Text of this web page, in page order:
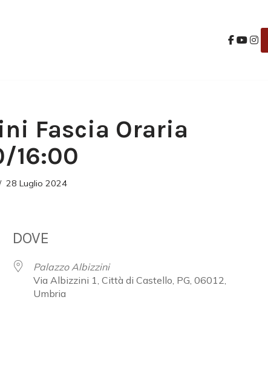
Fascia Oraria
16:00
28 Luglio 2024
DOVE
Palazzo Albizzini
Via Albizzini 1, Città di Castello, PG, 06012,
Umbria